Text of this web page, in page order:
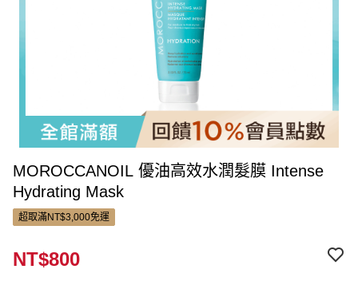
MOROCCANOIL 優油高效水潤髮膜 Intense
Hydrating Mask
超取滿NT$3,000免運
NT$800